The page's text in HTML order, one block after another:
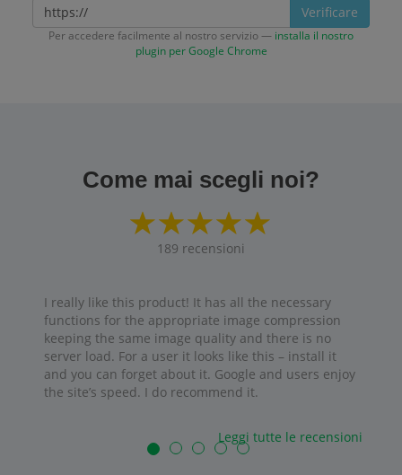
Verificare
Per accedere facilmente al nostro servizio — installa il nostro
plugin per Google Chrome
Come mai scegli noi?
189 recensioni
I really like this product! It has all the necessary
functions for the appropriate image compression
keeping the same image quality and there is no
server load. For a user it looks like this – install it
and you can forget about it. Google and users enjoy
the site’s speed. I do recommend it.
Leggi tutte le recensioni